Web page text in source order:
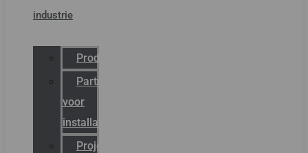
industrie
Productcatalogus
Partner
voor
installateurs
Projectreferenties